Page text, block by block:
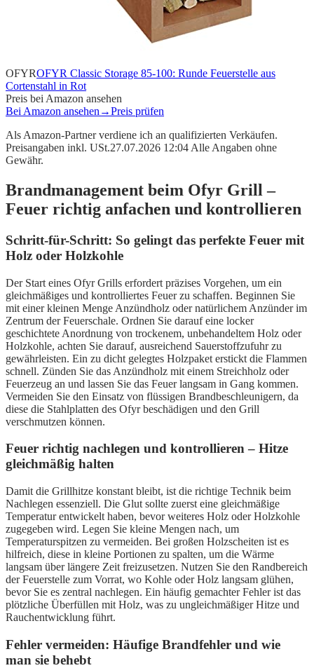
OFYROFYR Classic Storage 85-100: Runde Feuerstelle aus
Cortenstahl in Rot
Preis bei Amazon ansehen
Bei Amazon ansehen →Preis prüfen
Als Amazon-Partner verdiene ich an qualifizierten Verkäufen.
Preisangaben inkl. USt.27.07.2026 12:04 Alle Angaben ohne
Gewähr.
Brandmanagement beim Ofyr Grill –
Feuer richtig anfachen und kontrollieren
Schritt-für-Schritt: So gelingt das perfekte Feuer mit
Holz oder Holzkohle
Der Start eines Ofyr Grills erfordert präzises Vorgehen, um ein
gleichmäßiges und kontrolliertes Feuer zu schaffen. Beginnen Sie
mit einer kleinen Menge Anzündholz oder natürlichem Anzünder im
Zentrum der Feuerschale. Ordnen Sie darauf eine locker
geschichtete Anordnung von trockenem, unbehandeltem Holz oder
Holzkohle, achten Sie darauf, ausreichend Sauerstoffzufuhr zu
gewährleisten. Ein zu dicht gelegtes Holzpaket erstickt die Flammen
schnell. Zünden Sie das Anzündholz mit einem Streichholz oder
Feuerzeug an und lassen Sie das Feuer langsam in Gang kommen.
Vermeiden Sie den Einsatz von flüssigen Brandbeschleunigern, da
diese die Stahlplatten des Ofyr beschädigen und den Grill
verschmutzen können.
Feuer richtig nachlegen und kontrollieren – Hitze
gleichmäßig halten
Damit die Grillhitze konstant bleibt, ist die richtige Technik beim
Nachlegen essenziell. Die Glut sollte zuerst eine gleichmäßige
Temperatur entwickelt haben, bevor weiteres Holz oder Holzkohle
zugegeben wird. Legen Sie kleine Mengen nach, um
Temperaturspitzen zu vermeiden. Bei großen Holzscheiten ist es
hilfreich, diese in kleine Portionen zu spalten, um die Wärme
langsam über längere Zeit freizusetzen. Nutzen Sie den Randbereich
der Feuerstelle zum Vorrat, wo Kohle oder Holz langsam glühen,
bevor Sie es zentral nachlegen. Ein häufig gemachter Fehler ist das
plötzliche Überfüllen mit Holz, was zu ungleichmäßiger Hitze und
Rauchentwicklung führt.
Fehler vermeiden: Häufige Brandfehler und wie
man sie behebt